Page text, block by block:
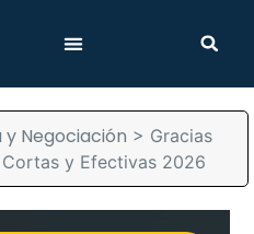
Negociación > Gracias
y Efectivas 2026